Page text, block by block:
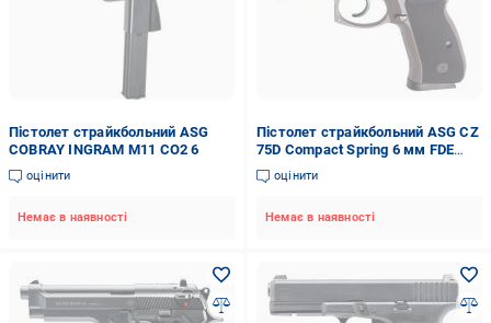
Пістолет страйкбольний ASG
COBRAY INGRAM M11 CO2 6
оцінити
Немає в наявності
Пістолет страйкбольний ASG CZ
75D Compact Spring 6 мм FDE
2370.41.27
оцінити
Немає в наявності